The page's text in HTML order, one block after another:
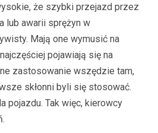
że szybki przejazd przez
lub awarii sprężyn w
Mają one wymusić na
pojawiają się na
zastosowanie wszędzie tam,
skłonni byli się stosować.
pojazdu. Tak więc, kierowcy